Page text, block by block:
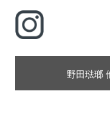
野田琺瑯